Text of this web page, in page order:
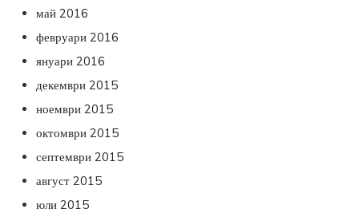
май 2016
февруари 2016
януари 2016
декември 2015
ноември 2015
октомври 2015
септември 2015
август 2015
юли 2015